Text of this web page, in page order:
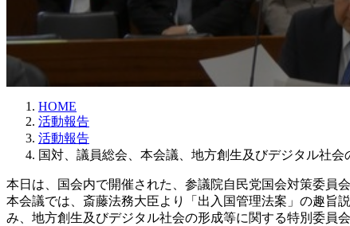
HOME
活動報告
活動報告
国対、議員総会、本会議、地方創生及びデジタル社
本日は、国会内で開催された、参議院自民党国会対策委員
本会議では、斎藤法務大臣より「出入国管理法案」の趣旨
み、地方創生及びデジタル社会の形成等に関する特別委員